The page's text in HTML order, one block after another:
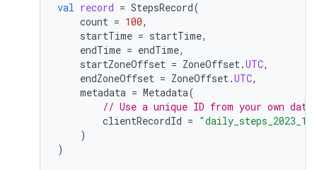
val record = StepsRecord(
count = 100,
startTime = startTime,
endTime = endTime,
startZoneOffset = ZoneOffset.UTC,
endZoneOffset = ZoneOffset.UTC,
metadata = Metadata(
// Use a unique ID from your own
clientRecordId =
)
)